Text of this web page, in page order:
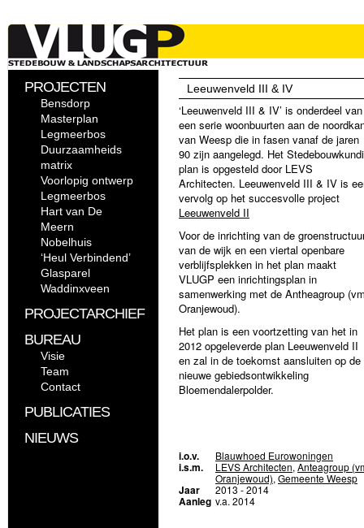
PROJECTEN
Bensdorp
Masterplan
Legmeerbos
Duurzaamheids
matrix
Voorlopig ontwerp
Legmeerbos
Hart van De
Meern
Nobelhuis
‘Heul Verbindend’
Glasparel
Waddinxveen
PROJECTARCHIEF
BUREAU
Visie
Team
Contact
PUBLICATIES
NIEUWS
Leeuwenveld III & IV
‘Leeuwenveld III & IV’ is onderdeel van
een serie woonbuurten aan de
van Weesp die in fasen vanaf de jaren
90 zijn aangelegd. Het
plan is opgesteld door LEVS
Architecten. Leeuwenveld III & IV is
vervolg op het succesvolle project
Leeuwenveld II
Voor de inrichting van de
van de wijk en een viertal openbare
verblijfsplekken in het plan maakt
VLUGP een inrichtingsplan in
samenwerking met de Antheagroup
Oranjewoud).
Het plan is een voortzetting van het in
2012 opgeleverde plan Leeuwenveld II
en zal in de toekomst aansluiten op de
nieuwe gebiedsontwikkeling
Bloemendalerpolder.
i.o.v. Blauwhoed Eurowoningen
i.s.m. LEVS Architecten, Anteagroup
Oranjewoud), Gemeente Weesp
Jaar 2013 - 2014
Aanleg v.a. 2014